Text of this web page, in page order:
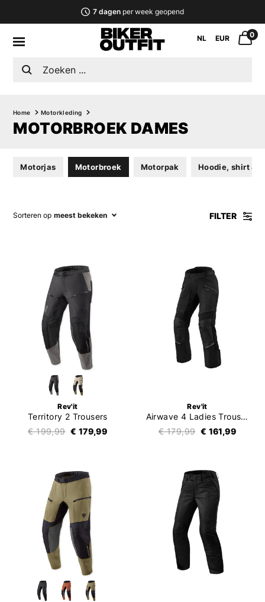
7 dagenper week geopend
NL EUR 0
Home Motorkleding
MOTORBROEK DAMES
Motorjas Motorbroek Motorpak Hoodie, shirt &
Sorteren op meest bekeken FILTER
Rev'it
Territory 2 Trousers
€ 199,99 € 179,99
Rev'it
Airwave 4 Ladies Trousers
€ 179,99 € 161,99